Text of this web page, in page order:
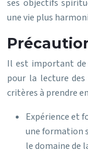
ses objectifs
une vie plus
Il est important
pour la lecture des
critères à prendre
Expérience et
une formation
le domaine de